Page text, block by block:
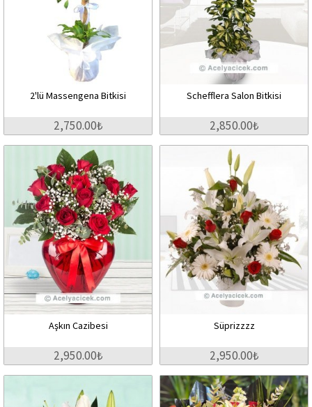
2'lü Massengena Bitkisi
2,750.00₺
Schefflera Salon Bitkisi
2,850.00₺
Aşkın Cazibesi
2,950.00₺
Süprizzzz
2,950.00₺